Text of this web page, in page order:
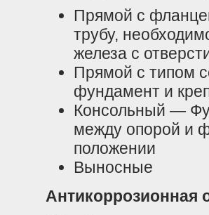
Прямой с
трубу,
железа с
Прямой с типом
фундамент и
Консольный —
между опорой и
положении
Выносные
Антикоррозионная